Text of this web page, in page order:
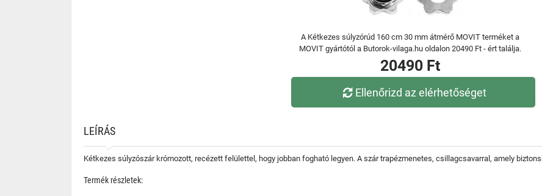
A Kétkezes súlyzórúd 160 cm 30 mm átmérő MOVIT terméket a
MOVIT gyártótól a Butorok-vilaga.hu oldalon 20490 Ft - ért találja.
20490 Ft
Ellenőrizd az elérhetőséget
LEÍRÁS
Kétkezes súlyzószár krómozott, recézett felülettel, hogy jobban fogható legyen. A szár trapézmenetes, csillagcsavarral, amely
Termék részletek: